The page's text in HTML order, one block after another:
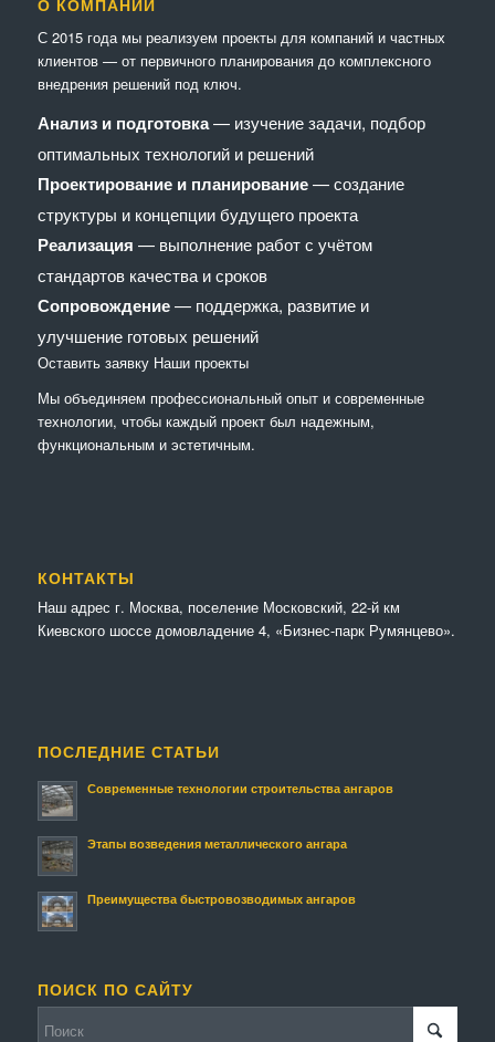
О КОМПАНИИ
С 2015 года мы реализуем проекты для компаний и частных
клиентов — от первичного планирования до комплексного
внедрения решений под ключ.
Анализ и подготовка— изучение задачи, подбор
оптимальных технологий и решений
Проектирование и планирование— создание
структуры и концепции будущего проекта
Реализация — выполнение работ с учётом
стандартов качества и сроков
Сопровождение— поддержка, развитие и
улучшение готовых решений
Оставить заявку Наши проекты
Мы объединяем профессиональный опыт и современные
технологии, чтобы каждый проект был надежным,
функциональным и эстетичным.
КОНТАКТЫ
Наш адрес г. Москва, поселение Московский, 22-й км
Киевского шоссе домовладение 4, «Бизнес-парк Румянцево».
ПОСЛЕДНИЕ СТАТЬИ
Современные технологии строительства ангаров
Этапы возведения металлического ангара
Преимущества быстровозводимых ангаров
ПОИСК ПО САЙТУ